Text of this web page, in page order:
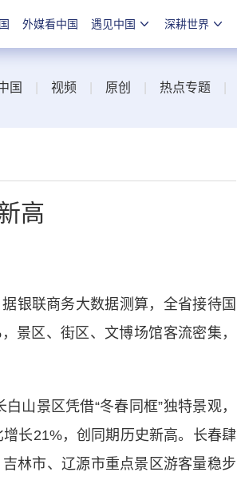
外媒看中国 遇见中国 深耕世界
国 视频 原创 热点专题
高
银联商务大数据测算，全省接待国
景区、街区、文博场馆客流密集，
景区凭借“冬春同框”独特景观，
长21%，创同期历史新高。长春肆
林市、辽源市重点景区游客量稳步